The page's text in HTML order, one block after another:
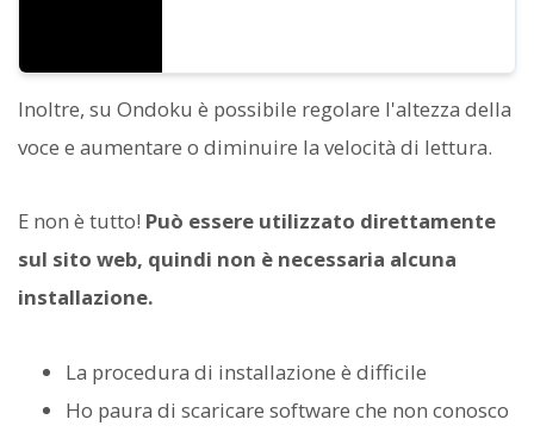
Inoltre, su Ondoku è possibile regolare l'altezza della
voce e aumentare o diminuire la velocità di lettura.
E non è tutto! Può essere utilizzato direttamente
sul sito web, quindi non è necessaria alcuna
installazione.
La procedura di installazione è difficile
Ho paura di scaricare software che non conosco